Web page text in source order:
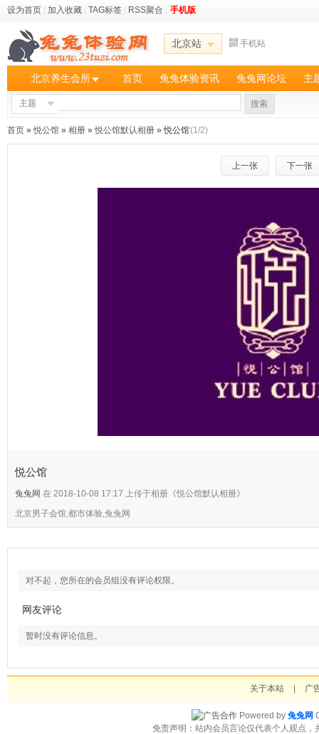
设为首页 加入收藏 TAG标签 RSS聚合 手机版
北京站 手机站
北京养生会所 首页 兔兔体验资讯 兔兔网论坛 主
主题 搜索
首页 »悦公馆 » 相册 »悦公馆默认相册 » 悦公馆(1/2)
上一张 下一张
悦公馆
兔兔网 在 2018-10-08 17:17 上传于相册《悦公馆默认相册》
北京男子会馆,都市体验,兔兔网
对不起，您所在的会员组没有评论权限。
网友评论
暂时没有评论信息。
关于本站 广
Powered by 兔兔网
免责声明：站内会员言论仅代表个人观点